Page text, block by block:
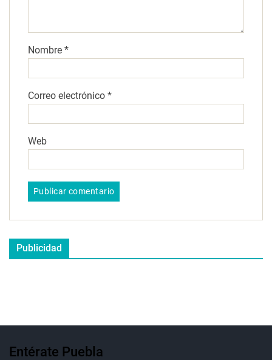
Nombre *
Correo electrónico *
Web
Publicidad
Entérate Puebla